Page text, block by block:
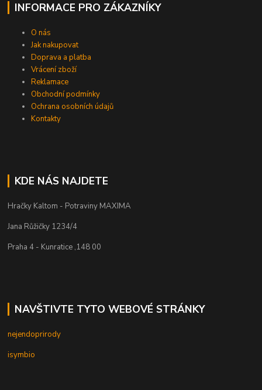
INFORMACE PRO ZÁKAZNÍKY
O nás
Jak nakupovat
Doprava a platba
Vrácení zboží
Reklamace
Obchodní podmínky
Ochrana osobních údajů
Kontakty
KDE NÁS NAJDETE
Hračky Kaltom - Potraviny MAXIMA
Jana Růžičky 1234/4
Praha 4 - Kunratice ,148 00
NAVŠTIVTE TYTO WEBOVÉ STRÁNKY
nejendoprirody
isymbio